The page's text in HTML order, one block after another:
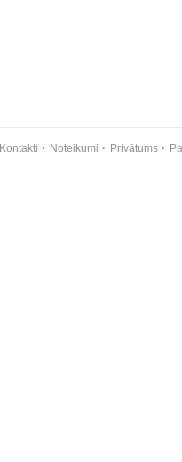
Kontakti Noteikumi Privātums